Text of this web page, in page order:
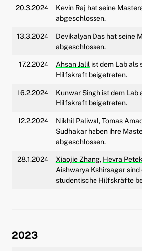
20.3.2024
Kevin Raj hat seine
abgeschlossen.
13.3.2024
Devikalyan Das hat seine
abgeschlossen.
17.2.2024 Ahsan Jalil ist dem Lab als
Hilfskraft beigetreten.
16.2.2024
Kunwar Singh ist dem Lab
Hilfskraft beigetreten.
12.2.2024
Nikhil Paliwal, Tomas
Sudhakar haben ihre
abgeschlossen.
28.1.2024 Xiaojie Zhang, Hevra
Aishwarya Kshirsagar sind
studentische Hilfskräfte
2023